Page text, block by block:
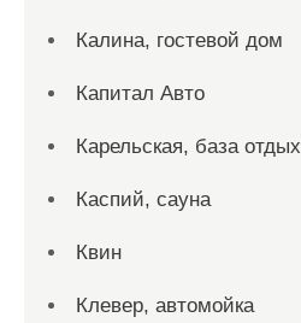
Калина, гостевой дом
Капитал Авто
Карельская, база
Каспий, сауна
Квин
Клевер, автомойка